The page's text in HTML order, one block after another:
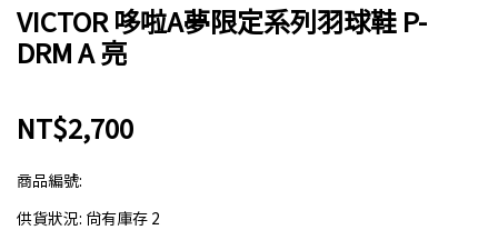
VICTOR 哆啦A夢限定系列羽球鞋 P-
DRM A 亮
NT$2,700
商品編號:
供貨狀況: 尚有庫存 2